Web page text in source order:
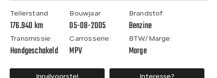
Tellerstand
176.940 km
Bouwjaar
05-08-2005
Brandstof:
Benzine
Transmissie:
Handgeschakeld
Carrosserie:
MPV
BTW/Marge:
Marge
Inruilvoorstel
Interesse?